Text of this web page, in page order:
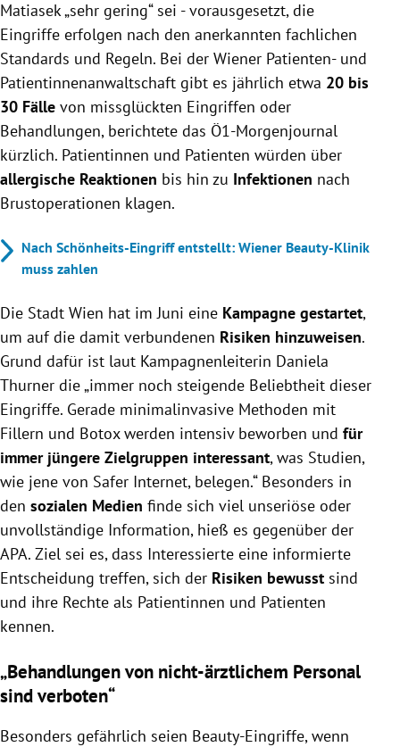
Matiasek „sehr gering“ sei - vorausgesetzt, die
Eingriffe erfolgen nach den anerkannten fachlichen
Standards und Regeln. Bei der Wiener Patienten- und
Patientinnenanwaltschaft gibt es jährlich etwa 20 bis
30 Fälle von missglückten Eingriffen oder
Behandlungen, berichtete das Ö1-Morgenjournal
kürzlich. Patientinnen und Patienten würden über
allergische Reaktionen bis hin zu Infektionen nach
Brustoperationen klagen.
Nach Schönheits-Eingriff entstellt: Wiener Beauty-Klinik
muss zahlen
Die Stadt Wien hat im Juni eine Kampagne gestartet,
um auf die damit verbundenen Risiken hinzuweisen.
Grund dafür ist laut Kampagnenleiterin Daniela
Thurner die „immer noch steigende Beliebtheit dieser
Eingriffe. Gerade minimalinvasive Methoden mit
Fillern und Botox werden intensiv beworben und für
immer jüngere Zielgruppen interessant, was Studien,
wie jene von Safer Internet, belegen.“ Besonders in
den sozialen Medien finde sich viel unseriöse oder
unvollständige Information, hieß es gegenüber der
APA. Ziel sei es, dass Interessierte eine informierte
Entscheidung treffen, sich der Risiken bewusst sind
und ihre Rechte als Patientinnen und Patienten
kennen.
„Behandlungen von nicht-ärztlichem Personal
sind verboten“
Besonders gefährlich seien Beauty-Eingriffe, wenn